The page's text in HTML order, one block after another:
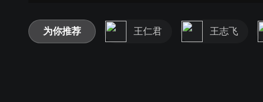
为你推荐 王仁君 王志飞